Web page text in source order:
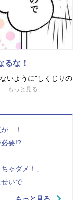
るな！
いように"しくじりの
もっと見る
が…！
必要!?
ゃダメ！」
せいで…